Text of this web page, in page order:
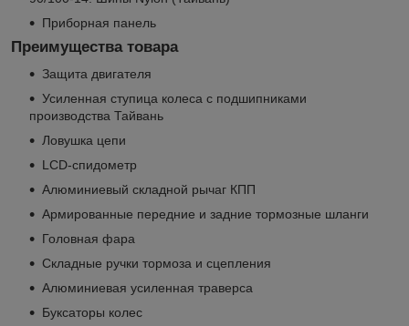
Приборная панель
Преимущества товара
Защита двигателя
Усиленная ступица колеса с подшипниками
производства Тайвань
Ловушка цепи
LCD-спидометр
Алюминиевый складной рычаг КПП
Армированные передние и задние тормозные шланги
Головная фара
Складные ручки тормоза и сцепления
Алюминиевая усиленная траверса
Буксаторы колес